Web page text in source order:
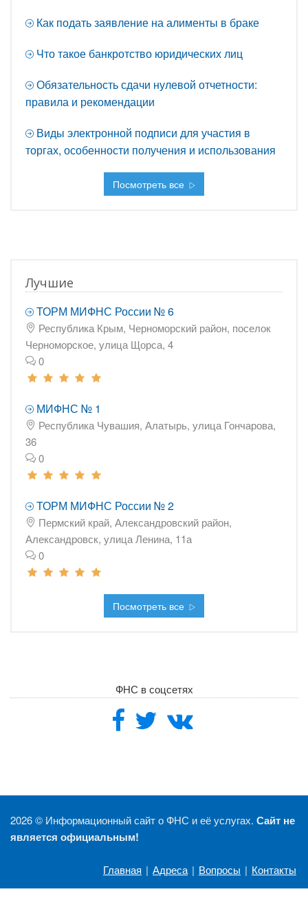
Как подать заявление на алименты в браке
Что такое банкротство юридических лиц
Обязательность сдачи нулевой отчетности:
правила и рекомендации
Виды электронной подписи для участия в
торгах, особенности получения и использования
Посмотреть все
Лучшие
ТОРМ МИФНС России № 6
Республика Крым, Черноморский район, поселок
Черноморское, улица Щорса, 4
0
МИФНС № 1
Республика Чувашия, Алатырь, улица Гончарова,
36
0
ТОРМ МИФНС России № 2
Пермский край, Александровский район,
Александровск, улица Ленина, 11а
0
Посмотреть все
ФНС в соцсетях
2026 © Информационный сайт о ФНС и её услугах. Сайт не
является официальным!
Главная | Адреса | Вопросы | Контакты